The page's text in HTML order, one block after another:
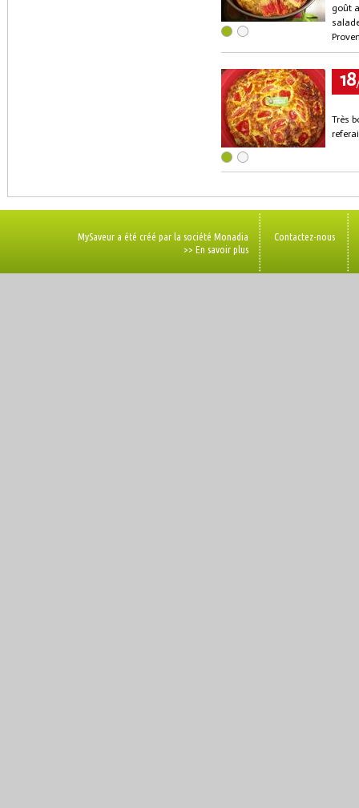
goût
18
Très
MySaveur a été créé par la société Monadia
>> En savoir plus
Contactez-nous